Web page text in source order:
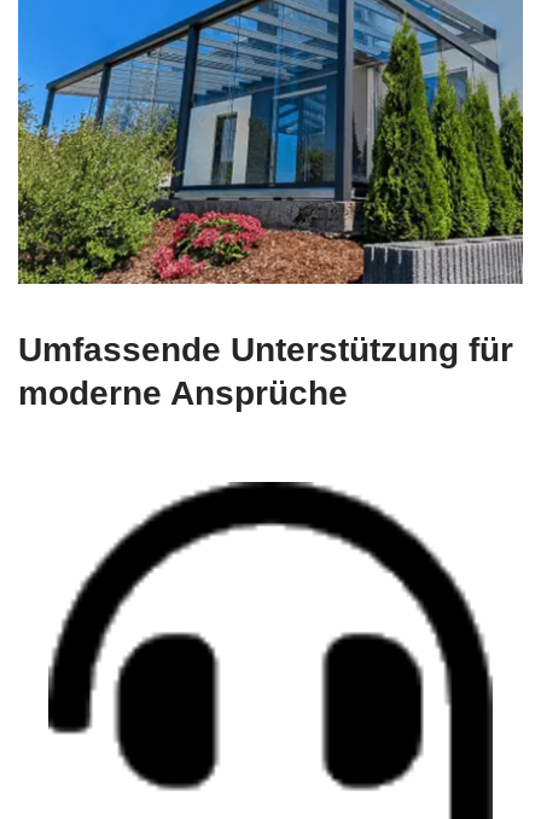
Umfassende Unterstützung für
moderne Ansprüche